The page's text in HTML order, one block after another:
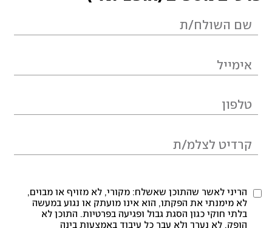
הריני לאשר שהתוכן שאשלח: מקורי, לא מזויף או מבוים,
לא מימנתי את הפקתו, הוא אינו מועתק או נגוע במעשה
בלתי חוקי כגון הסגת גבול ופגיעה בפרטיות. התוכן לא
הופק, לא נערך ולא עבר כל עיבוד באמצעות בינה